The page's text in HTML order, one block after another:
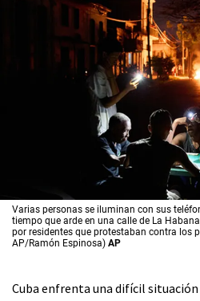
Varias personas se iluminan con sus
tiempo que arde en una calle de La
por residentes que protestaban contra los
AP/Ramón Espinosa) AP
Cuba enfrenta una difícil